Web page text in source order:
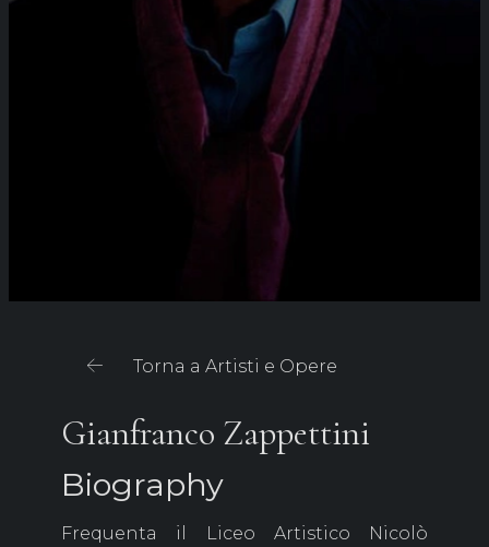
Torna a Artisti e Opere
Gianfranco Zappettini
Biography
Frequenta il Liceo Artistico Nicolò